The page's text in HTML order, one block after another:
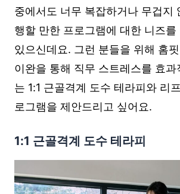
중에서도 너무 복잡하거나 무겁지
행할 만한 프로그램에 대한 니즈를
있으신데요. 그런 분들을 위해 홈
이완을 통해 직무 스트레스를 효
는 1:1 근골격계 도수 테라피와 리
로그램을 제안드리고 싶어요.
1:1 근골격계 도수 테라피